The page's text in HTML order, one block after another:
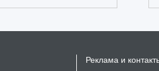
Реклама и